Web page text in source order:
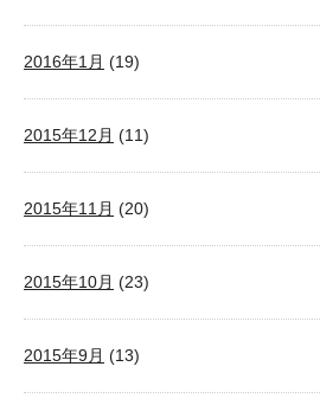
2016年1月 (19)
2015年12月 (11)
2015年11月 (20)
2015年10月 (23)
2015年9月 (13)